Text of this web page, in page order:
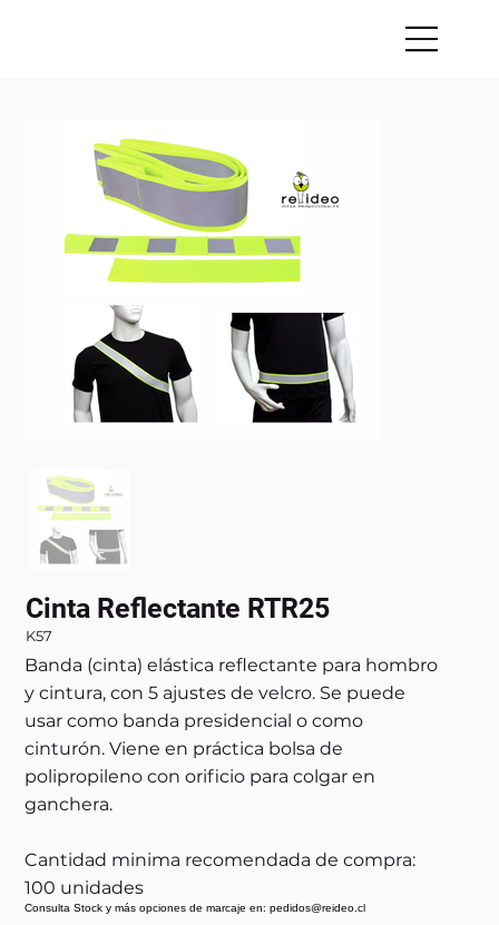
Cinta Reflectante RTR25
K57
Banda (cinta) elástica reflectante para hombro
y cintura, con 5 ajustes de velcro. Se puede
usar como banda presidencial o como
cinturón. Viene en práctica bolsa de
polipropileno con orificio para colgar en
ganchera.
Cantidad minima recomendada de compra:
100 unidades
Consulta Stock y más opciones de marcaje en: pedidos@reideo.cl